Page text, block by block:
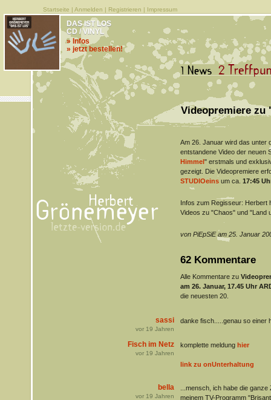
Startseite | Anmelden | Registrieren | Impressum
Videopremiere zu
DAS IST LOS
CD / VINYL
» Infos
» jetzt bestellen!
Am 26. Januar wird das unter
entstandene Video der neuen
Himmel" erstmals und
gezeigt. Die Videopremiere
STUDIOeinsum ca. 17:45
Infos zum Regisseur: Herbert
Videos zu "Chaos" und "Land
von PiEpSiE am 25. Januar
62 Kommentare
Alle Kommentare zu
am 26. Januar, 17.45 Uhr
die neuesten 20.
sassi
vor 19 Jahren
danke fisch.....genau so einer
Fisch im Netz
vor 19 Jahren
komplette meldung hier
link zu onUnterhaltung
bella
vor 19 Jahren
...mensch, ich habe die
meinem TV-Programm